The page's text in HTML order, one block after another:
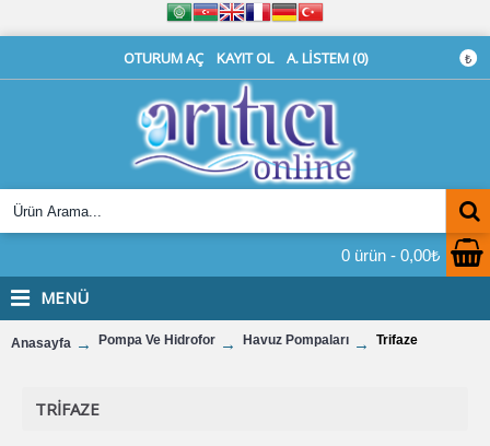
₺
OTURUM AÇ KAYIT OL A. LISTEM (0)
0 ürün - 0,00₺
MENÜ
Anasayfa Pompa Ve Hidrofor Havuz Pompaları Trifaze
TRIFAZE